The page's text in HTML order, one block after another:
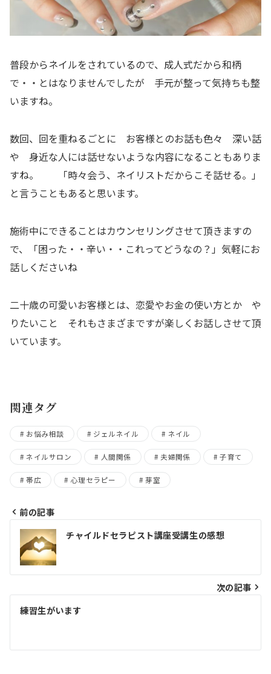
普段からネイルをされているので、成人式だから和柄
で・・とはなりませんでしたが 手元が整って気持ちも整
いますね。
数回、回を重ねるごとに お客様とのお話も色々 深い話
や 身近な人には話せないような内容になることもありま
すね。 「時々会う、ネイリストだからこそ話せる。」
と言うこともあると思います。
施術中にできることはカウンセリングさせて頂きますの
で、「困った・・辛い・・これってどうなの？」気軽にお
話しくださいね
二十歳の可愛いお客様とは、恋愛やお金の使い方とか や
りたいこと それもさまざまですが楽しくお話しさせて頂
いています。
関連タグ
お悩み相談 ジェルネイル ネイル
ネイルサロン 人間関係 夫婦関係 子育て
帯広 心理セラピー 芽室
投
稿
ナ
ビ
ゲ
シ
前の記事
チャイルドセラピスト講座受講生の感想
次の記事
練習生がいます